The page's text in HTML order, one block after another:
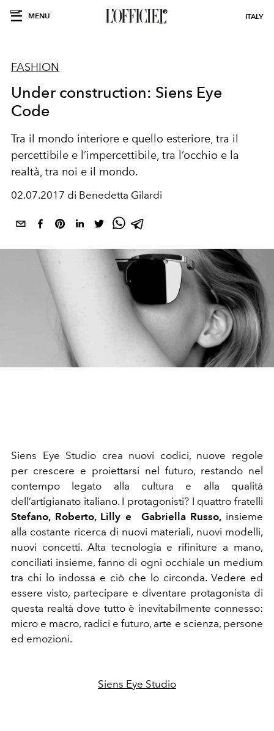
MENU ITALY
FASHION
Under construction: Siens Eye
Code
Tra il mondo interiore e quello esteriore, tra il
percettibile e l’impercettibile, tra l’occhio e la
realtà, tra noi e il mondo.
02.07.2017 di Benedetta Gilardi
Siens Eye Studio crea nuovi codici, nuove regole
per crescere e proiettarsi nel futuro, restando nel
contempo legato alla cultura e alla qualità
dell’artigianato italiano. I protagonisti? I quattro fratelli
Stefano, Roberto, Lilly e Gabriella Russo, insieme
alla costante ricerca di nuovi materiali, nuovi modelli,
nuovi concetti. Alta tecnologia e rifiniture a mano,
conciliati insieme, fanno di ogni occhiale un medium
tra chi lo indossa e ciò che lo circonda. Vedere ed
essere visto, partecipare e diventare protagonista di
questa realtà dove tutto è inevitabilmente connesso:
micro e macro, radici e futuro, arte e scienza, persone
ed emozioni.
Siens Eye Studio